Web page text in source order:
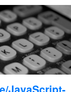
JavaScript-